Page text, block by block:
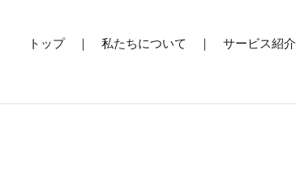
トップ ｜ 私たちについて ｜ サービス紹介